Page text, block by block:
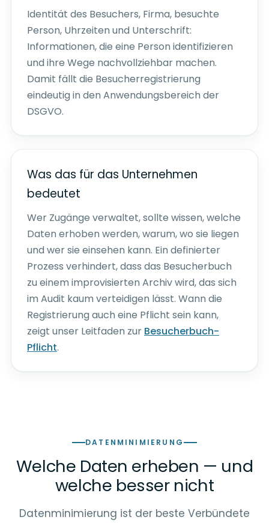
Identität des Besuchers, Firma, besuchte
Person, Uhrzeiten und Unterschrift:
Informationen, die eine Person identifizieren
und ihre Wege nachvollziehbar machen.
Damit fällt die Besucherregistrierung
eindeutig in den Anwendungsbereich der
DSGVO.
Was das für das Unternehmen
bedeutet
Wer Zugänge verwaltet, sollte wissen, welche
Daten erhoben werden, warum, wo sie liegen
und wer sie einsehen kann. Ein definierter
Prozess verhindert, dass das Besucherbuch
zu einem improvisierten Archiv wird, das sich
im Audit kaum verteidigen lässt. Wann die
Registrierung auch eine Pflicht sein kann,
zeigt unser Leitfaden zur Besucherbuch-
Pflicht.
DATENMINIMIERUNG
Welche Daten erheben — und
welche besser nicht
Datenminimierung ist der beste Verbündete